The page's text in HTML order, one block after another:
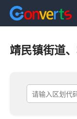
靖民镇街道